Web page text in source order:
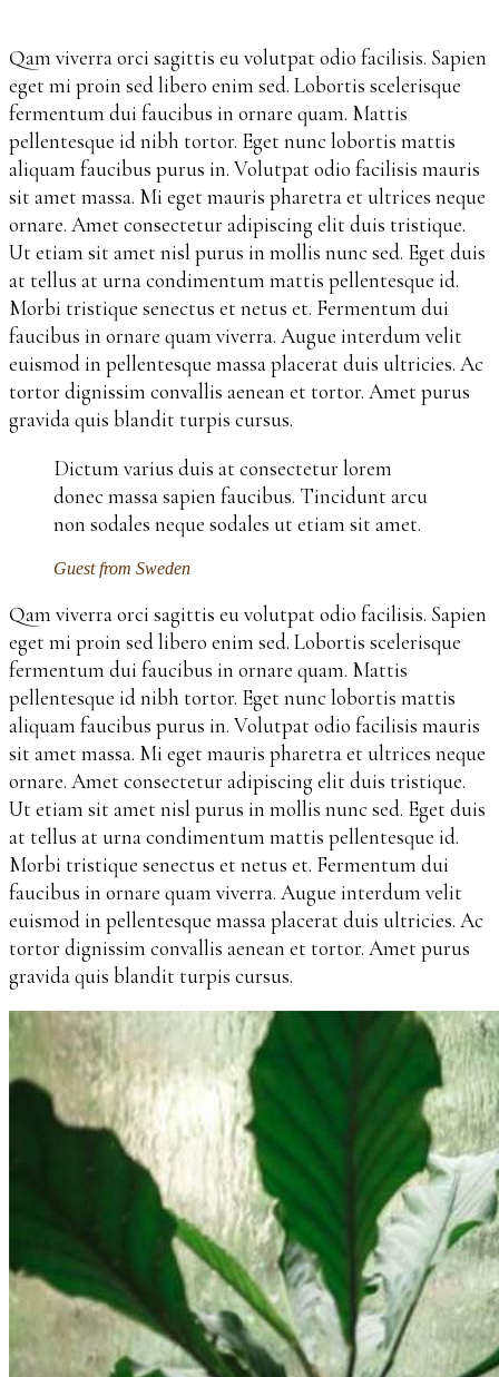
Qam viverra orci sagittis eu volutpat odio facilisis. Sapien
eget mi proin sed libero enim sed. Lobortis scelerisque
fermentum dui faucibus in ornare quam. Mattis
pellentesque id nibh tortor. Eget nunc lobortis mattis
aliquam faucibus purus in. Volutpat odio facilisis mauris
sit amet massa. Mi eget mauris pharetra et ultrices neque
ornare. Amet consectetur adipiscing elit duis tristique.
Ut etiam sit amet nisl purus in mollis nunc sed. Eget duis
at tellus at urna condimentum mattis pellentesque id.
Morbi tristique senectus et netus et. Fermentum dui
faucibus in ornare quam viverra. Augue interdum velit
euismod in pellentesque massa placerat duis ultricies. Ac
tortor dignissim convallis aenean et tortor. Amet purus
gravida quis blandit turpis cursus.
Dictum varius duis at consectetur lorem
donec massa sapien faucibus. Tincidunt arcu
non sodales neque sodales ut etiam sit amet.
Guest from Sweden
Qam viverra orci sagittis eu volutpat odio facilisis. Sapien
eget mi proin sed libero enim sed. Lobortis scelerisque
fermentum dui faucibus in ornare quam. Mattis
pellentesque id nibh tortor. Eget nunc lobortis mattis
aliquam faucibus purus in. Volutpat odio facilisis mauris
sit amet massa. Mi eget mauris pharetra et ultrices neque
ornare. Amet consectetur adipiscing elit duis tristique.
Ut etiam sit amet nisl purus in mollis nunc sed. Eget duis
at tellus at urna condimentum mattis pellentesque id.
Morbi tristique senectus et netus et. Fermentum dui
faucibus in ornare quam viverra. Augue interdum velit
euismod in pellentesque massa placerat duis ultricies. Ac
tortor dignissim convallis aenean et tortor. Amet purus
gravida quis blandit turpis cursus.